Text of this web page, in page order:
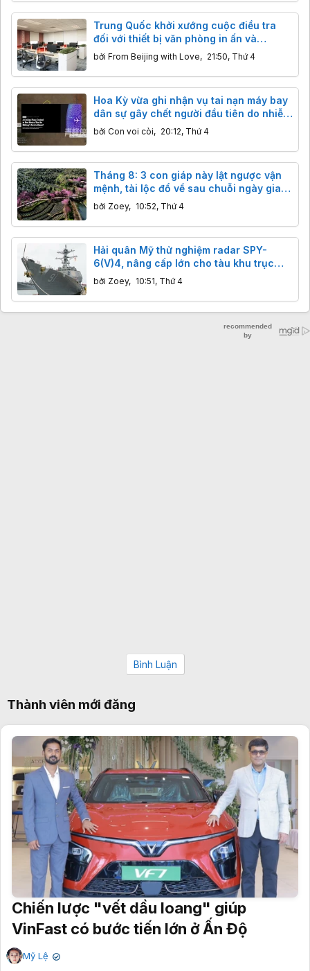
Trung Quốc khởi xướng cuộc điều tra
đối với thiết bị văn phòng in ấn và
photocopy nhập khẩu
bởi From Beijing with Love, 21:50, Thứ 4
Hoa Kỳ vừa ghi nhận vụ tai nạn máy bay
dân sự gây chết người đầu tiên do nhiễu
sóng GPS quân sự
bởi Con voi còi, 20:12, Thứ 4
Tháng 8: 3 con giáp này lật ngược vận
mệnh, tài lộc đổ về sau chuỗi ngày gian
nan.
bởi Zoey, 10:52, Thứ 4
Hải quân Mỹ thử nghiệm radar SPY-
6(V)4, nâng cấp lớn cho tàu khu trục
Arleigh Burke
bởi Zoey, 10:51, Thứ 4
Bình Luận
Thành viên mới đăng
Chiến lược "vết dầu loang" giúp
VinFast có bước tiến lớn ở Ấn Độ
Mỹ Lệ ✔